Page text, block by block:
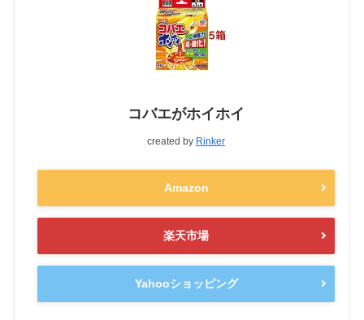
コバエがホイホイ
created by Rinker
Amazon
楽天市場
Yahooショッピング